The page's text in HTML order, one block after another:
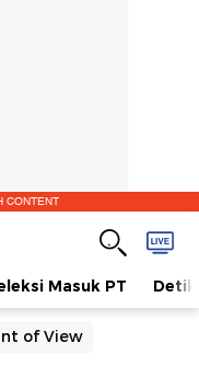
CONTENT
Masuk PT
of View